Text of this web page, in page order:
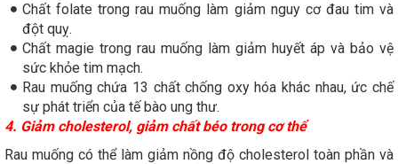
Chất folate trong rau muống làm giảm nguy cơ đau tim và
đột quỵ.
Chất magie trong rau muống làm giảm huyết áp và bảo vệ
sức khỏe tim mạch.
Rau muống chứa 13 chất chống oxy hóa khác nhau, ức chế
sự phát triển của tế bào ung thư.
4. Giảm cholesterol, giảm chất béo trong cơ thể
Rau muống có thể làm giảm nồng độ cholesterol toàn phần và